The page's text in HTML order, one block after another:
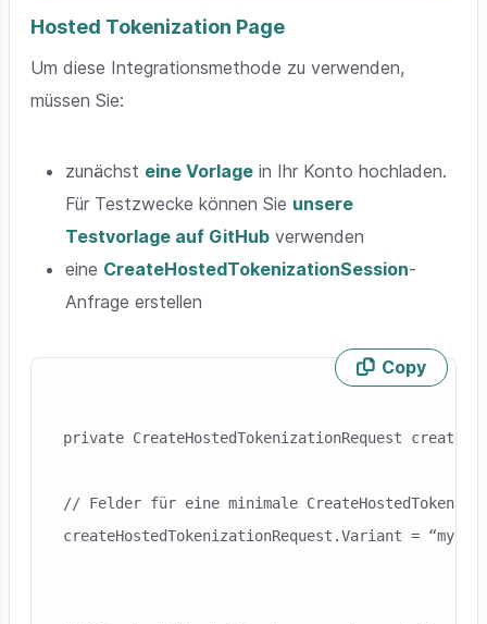
Hosted Tokenization Page
Um diese Integrationsmethode zu verwenden,
müssen Sie:
zunächst eine Vorlage in Ihr Konto hochladen.
Für Testzwecke können Sie unsere
Testvorlage auf GitHub verwenden
eine CreateHostedTokenizationSession-
Anfrage erstellen
Copy
private CreateHostedTokenizationRequest
// Felder für eine minimale
createHostedTokenizationRequest.Variant = “my-